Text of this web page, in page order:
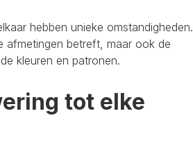
hebben unieke omstandigheden.
afmetingen betreft, maar ook de
kleuren en patronen.
tot elke